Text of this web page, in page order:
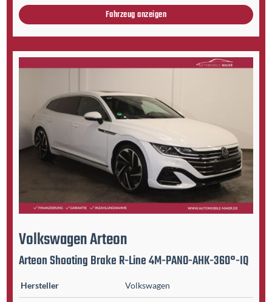
Fahrzeug anzeigen
VolkswagenArteon
Arteon Shooting Brake R-Line 4M-PANO-AHK-360°-IQ
Hersteller Volkswagen